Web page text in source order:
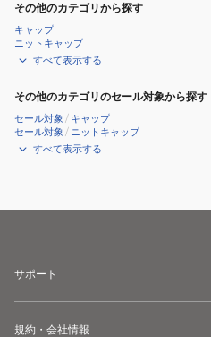
その他のカテゴリから探す
キャップ
ニットキャップ
すべて表示する
その他のカテゴリのセール対象から探す
セール対象 / キャップ
セール対象 / ニットキャップ
すべて表示する
サポート
規約・会社情報